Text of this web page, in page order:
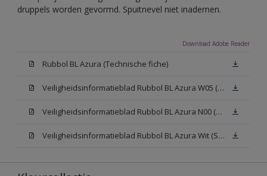
druppels worden gevormd. Spuitnevel niet inademen.
Download Adobe Reader
Rubbol BL Azura (Technische fiche)
Veiligheidsinformatieblad Rubbol BL Azura W05 (SDS)
Veiligheidsinformatieblad Rubbol BL Azura N00 (SDS)
Veiligheidsinformatieblad Rubbol BL Azura Wit (SDS)